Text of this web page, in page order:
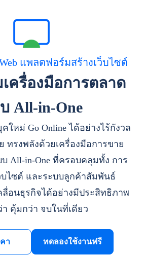
Web แพลตฟอร์มสร้างเว็บไซต์
ครื่องมือการตลาด
All-in-One
ใหม่ Go Online ได้อย่างไร้กังวล
ทรงพลังด้วยเครื่องมือการขาย
All-in-One ที่ครอบคลุมทั้ง การ
ไซต์ และระบบลูกค้าสัมพันธ์
อนธุรกิจได้อย่างมีประสิทธิภาพ
า คุ้มกว่า จบในที่เดียว
า ทดลองใช้งานฟรี